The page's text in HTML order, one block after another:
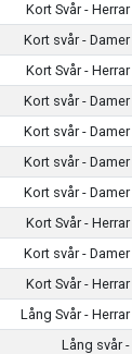
Kort Svår - Herrar
Kort svår - Damer
Kort Svår - Herrar
Kort svår - Damer
Kort svår - Damer
Kort svår - Damer
Kort svår - Damer
Kort Svår - Herrar
Kort svår - Damer
Kort Svår - Herrar
Lång Svår - Herrar
Lång svår -